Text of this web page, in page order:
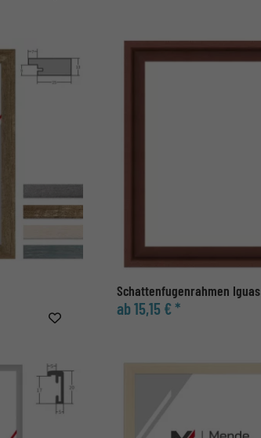
Schattenfugenrahmen Iguas
ab 15,15 € *